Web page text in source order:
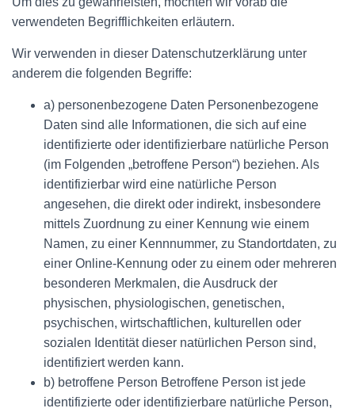
verwendeten Begrifflichkeiten erläutern.
Wir verwenden in dieser Datenschutzerklärung unter
anderem die folgenden Begriffe:
a) personenbezogene Daten Personenbezogene
Daten sind alle Informationen, die sich auf eine
identifizierte oder identifizierbare natürliche Person
(im Folgenden „betroffene Person“) beziehen. Als
identifizierbar wird eine natürliche Person
angesehen, die direkt oder indirekt, insbesondere
mittels Zuordnung zu einer Kennung wie einem
Namen, zu einer Kennnummer, zu Standortdaten, zu
einer Online-Kennung oder zu einem oder mehreren
besonderen Merkmalen, die Ausdruck der
physischen, physiologischen, genetischen,
psychischen, wirtschaftlichen, kulturellen oder
sozialen Identität dieser natürlichen Person sind,
identifiziert werden kann.
b) betroffene Person Betroffene Person ist jede
identifizierte oder identifizierbare natürliche Person,